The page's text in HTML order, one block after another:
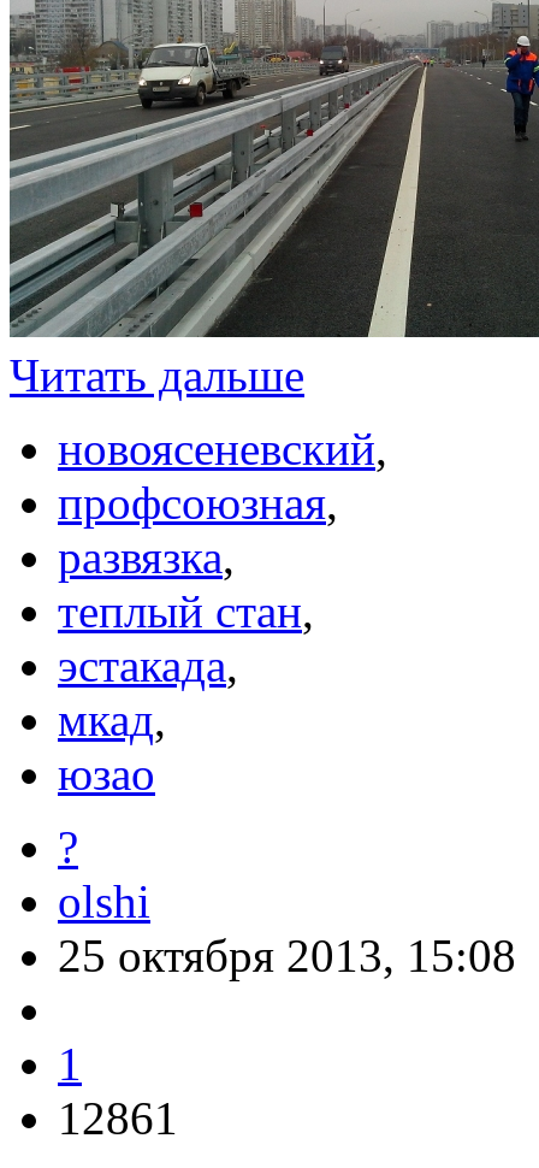
Читать дальше
новоясеневский,
профсоюзная,
развязка,
теплый стан,
эстакада,
мкад,
юзао
?
olshi
25 октября 2013, 15:08
1
12861